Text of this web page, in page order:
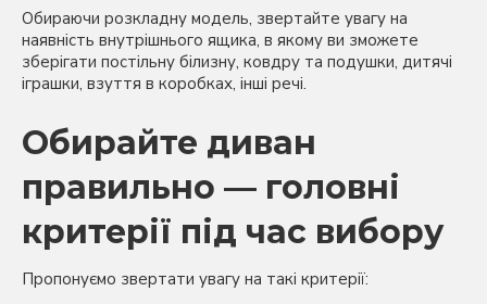
Обираючи розкладну модель, звертайте увагу на
наявність внутрішнього ящика, в якому ви зможете
зберігати постільну білизну, ковдру та подушки, дитячі
іграшки, взуття в коробках, інші речі.
Обирайте диван
правильно — головні
критерії під час вибору
Пропонуємо звертати увагу на такі критерії: